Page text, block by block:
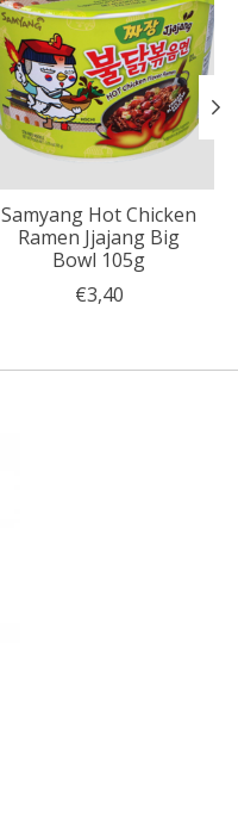
Samyang Hot Chicken
Ramen Jjajang Big
Bowl 105g
€3,40